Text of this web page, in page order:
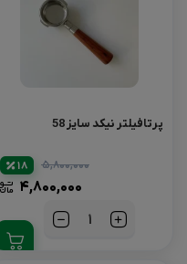
پرتافیلتر نیکد سایز 58
۵,۸۰۰,۰۰۰
۴,۸۰۰,۰۰۰
18
تعداد